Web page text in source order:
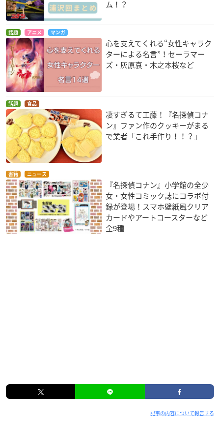
ム！？
話題 アニメ マンガ
心を支えてくれる“女性キャラク
ターによる名言”！セーラマー
ズ・灰原哀・木之本桜など
話題 食品
凄すぎるて工藤！『名探偵コナ
ン』ファン作のクッキーがまる
で業者「これ手作り！！？」
書籍 ニュース
『名探偵コナン』小学館の全少
女・女性コミック誌にコラボ付
録が登場！スマホ壁紙風クリア
カードやアートコースターなど
全9種
記事の内容について報告する